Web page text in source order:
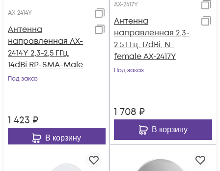
AX-2414Y
Антенна
направленная AX-
2414Y 2,3-2,5 ГГц,
14dBi RP-SMA-Male
Под заказ
1 423 ₽
В корзину
AX-2417Y
Антенна
направленная 2,3-
2,5 ГГц, 17dBi, N-
female AX-2417Y
Под заказ
1 708 ₽
В корзину